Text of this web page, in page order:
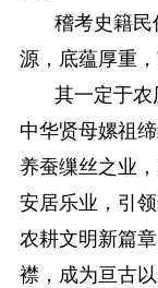
稽考史籍民
源，底蕴厚重，
其一定于
中华贤母嫘祖
养蚕缫丝之业
安居乐业，引
农耕文明新篇
襟，成为亘古